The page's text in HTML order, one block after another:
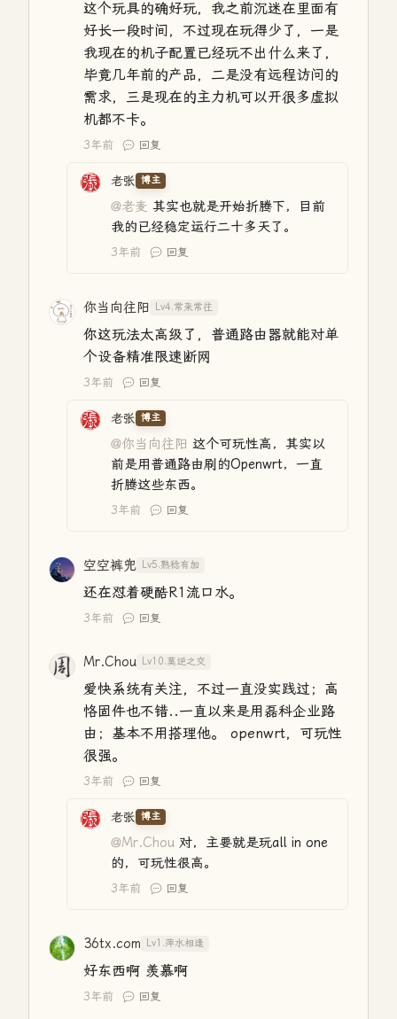
这个玩具的确好玩，我之前沉迷在里面有
好长一段时间，不过现在玩得少了，一是
我现在的机子配置已经玩不出什么来了，
毕竟几年前的产品，二是没有远程访问的
需求，三是现在的主力机可以开很多虚拟
机都不卡。
3年前 回复
老张 博主
@老麦 其实也就是开始折腾下，目前
我的已经稳定运行二十多天了。
3年前 回复
你当向往阳 Lv4.常来常往
你这玩法太高级了，普通路由器就能对单
个设备精准限速断网
3年前 回复
老张 博主
@你当向往阳 这个可玩性高，其实以
前是用普通路由刷的Openwrt，一直
折腾这些东西。
3年前 回复
空空裤兜 Lv5.熟稔有加
还在怼着硬酷R1流口水。
3年前 回复
Mr.Chou Lv10.莫逆之交
爱快系统有关注，不过一直没实践过；高
恪固件也不错..一直以来是用磊科企业路
由；基本不用搭理他。 openwrt，可玩性
很强。
3年前 回复
老张 博主
@Mr.Chou 对，主要就是玩all in one
的，可玩性很高。
3年前 回复
36tx.com Lv1.萍水相逢
好东西啊 羡慕啊
3年前 回复